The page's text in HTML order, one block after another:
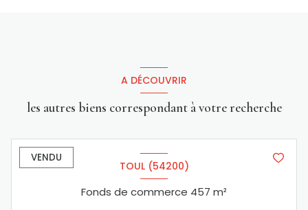
A DÉCOUVRIR
les autres biens correspondant à votre recherche
VENDU
TOUL (54200)
Fonds de commerce 457 m²